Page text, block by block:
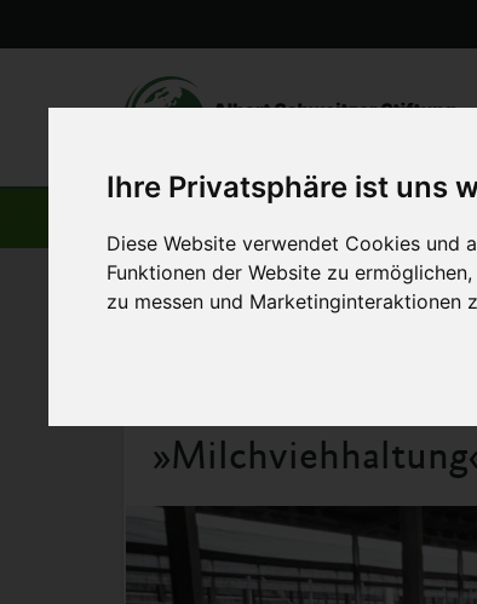
Ihre Privatsphäre ist uns
Diese Website verwendet Cookies und
Funktionen der Website zu ermöglichen,
zu messen und Marketinginteraktionen
Startseite> Aktuelles>»Milchviehhaltung«